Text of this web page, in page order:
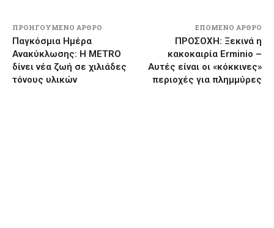
ΠΡΟΗΓΟΎΜΕΝΟ ΆΡΘΡΟ
Παγκόσμια Ημέρα
Ανακύκλωσης: Η METRO
δίνει νέα ζωή σε χιλιάδες
τόνους υλικών
ΕΠΌΜΕΝΟ ΆΡΘΡΟ
ΠΡΟΣΟΧΗ: Ξεκινά η
κακοκαιρία Erminio –
Αυτές είναι οι «κόκκινες»
περιοχές για πλημμύρες